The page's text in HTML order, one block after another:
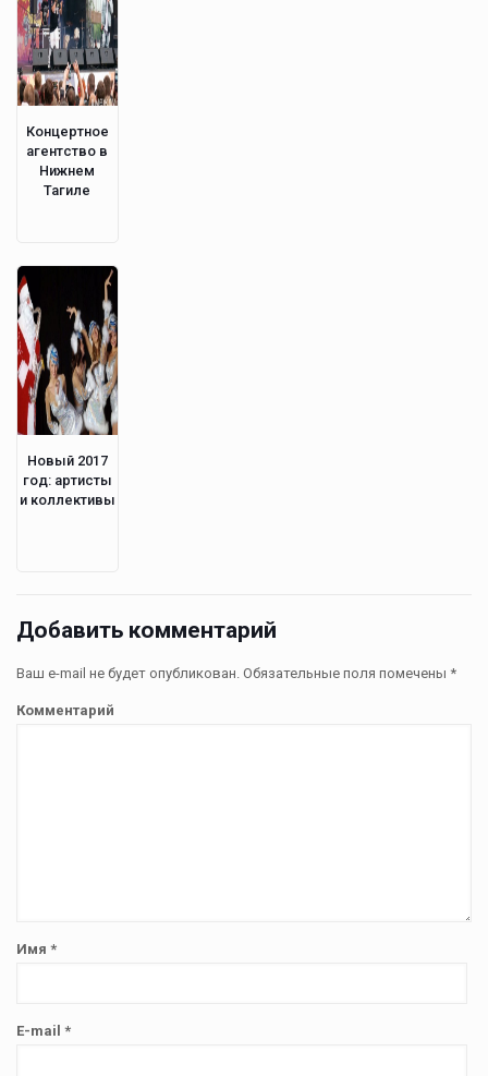
Концертное
агентство в
Нижнем
Тагиле
Новый 2017
год: артисты
и коллективы
Добавить комментарий
Ваш e-mail не будет опубликован. Обязательные поля помечены *
Комментарий
Имя *
E-mail *